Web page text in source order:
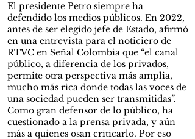
El presidente Petro siempre ha
defendido los medios públicos. En 2022,
antes de ser elegido jefe de Estado, afirmó
en una entrevista para el noticiero de
RTVC en Señal Colombia que “el canal
público, a diferencia de los privados,
permite otra perspectiva más amplia,
mucho más rica donde todas las voces de
una sociedad pueden ser transmitidas”.
Como gran defensor de lo público, ha
cuestionado a la prensa privada, y aún
más a quienes osan criticarlo. Por eso